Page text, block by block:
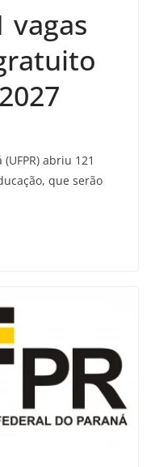
vagas
abriu 121
que serão